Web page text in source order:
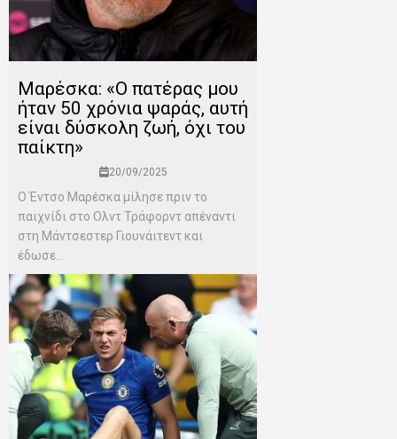
Μαρέσκα: «Ο πατέρας μου
ήταν 50 χρόνια ψαράς, αυτή
είναι δύσκολη ζωή, όχι του
παίκτη»
20/09/2025
Ο Έντσο Μαρέσκα μίλησε πριν το
παιχνίδι στο Ολντ Τράφορντ απέναντι
στη Μάντσεστερ Γιουνάιτεντ και
έδωσε...